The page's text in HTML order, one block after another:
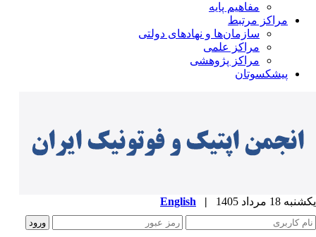
مفاهیم پایه
مراکز مرتبط
سازمان‌ها و نهادهای دولتی
مراکز علمی
مراکز پژوهشی
پیشکسوتان
18 مرداد 1405 |
English